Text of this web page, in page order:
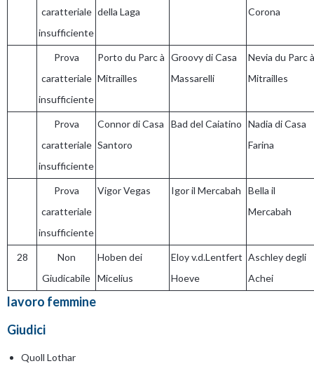
caratteriale
insufficiente
della Laga Corona
Prova
caratteriale
insufficiente
Porto du Parc à
Mitrailles
Groovy di Casa
Massarelli
Nevia du Parc à
Mitrailles
Prova
caratteriale
insufficiente
Connor di Casa
Santoro
Bad del Caiatino Nadia di Casa
Farina
Prova
caratteriale
insufficiente
Vigor Vegas Igor il Mercabah
Bella il
Mercabah
28
Non
Giudicabile
Hoben dei
Micelius
Eloy v.d.Lentfert
Hoeve
Aschley degli
Achei
lavoro femmine
Giudici
Quoll Lothar